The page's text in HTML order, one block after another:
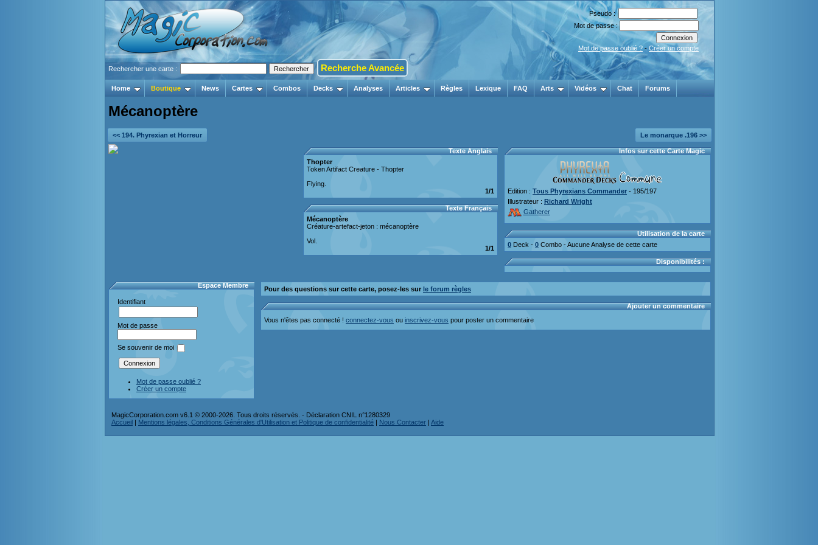
Pseudo :
Mot de passe :
Mot de passe oublié ? - Créer un compte
Rechercher une carte : Recherche Avancée
Home Boutique News Cartes Combos Decks Analyses Articles Règles Lexique FAQ Arts Vidéos Chat Forums
Mécanoptère
<< 194. Phyrexian et Horreur Le monarque .196 >>
Texte Anglais
Thopter
Token Artifact Creature - Thopter
Flying.
1/1
Texte Français
Mécanoptère
Créature-artefact-jeton : mécanoptère
Vol.
1/1
Infos sur cette Carte Magic
Edition : Tous Phyrexians Commander - 195/197
Illustrateur : Richard Wright
Gatherer
Utilisation de la carte
0 Deck - 0 Combo - Aucune Analyse de cette carte
Disponibilités :
Espace Membre
Identifiant
Mot de passe
Se souvenir de moi
Mot de passe oublié ?
Créer un compte
Pour des questions sur cette carte, posez-les sur le forum règles
Ajouter un commentaire
Vous n'êtes pas connecté ! connectez-vous ou inscrivez-vous pour poster un commentaire
MagicCorporation.com v6.1 © 2000-2026. Tous droits réservés. - Déclaration CNIL n°1280329
Accueil | Mentions légales, Conditions Générales d'Utilisation et Politique de confidentialité | Nous Contacter | Aide